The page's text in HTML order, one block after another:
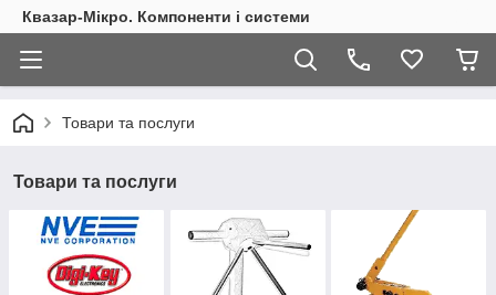
Квазар-Мікро. Компоненти і системи
Товари та послуги
Товари та послуги